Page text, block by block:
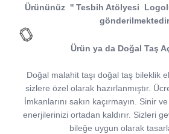
Ürününüz '' Tesbih Atölyesi
Ürün ya da Doğal Taş
Doğal malahit taşı doğal taş bileklik
sizlere özel olarak hazırlanmıştır.
İmkanlarını sakın kaçırmayın. Sinir
enerjilerinizi ortadan kaldırır. Sizleri
bileğe uygun olarak